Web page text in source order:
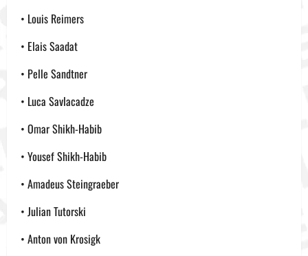
• Louis Reimers
• Elais Saadat
• Pelle Sandtner
• Luca Savlacadze
• Omar Shikh-Habib
• Yousef Shikh-Habib
• Amadeus Steingraeber
• Julian Tutorski
• Anton von Krosigk